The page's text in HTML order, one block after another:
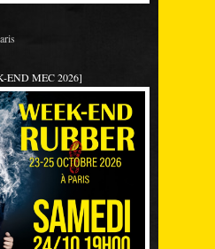
END MEC 2026]